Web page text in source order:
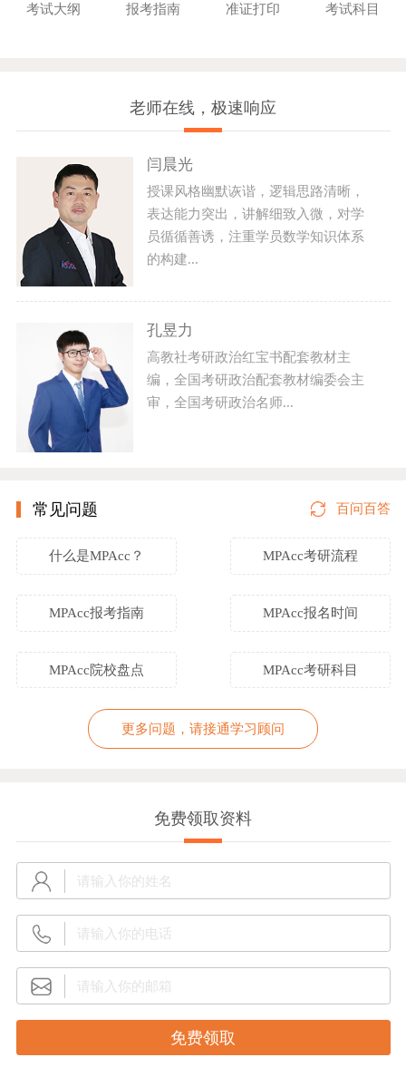
考试大纲 报考指南 准证打印 考试科目
老师在线，极速响应
闫晨光
授课风格幽默诙谐，逻辑思路清晰，
表达能力突出，讲解细致入微，对学
员循循善诱，注重学员数学知识体系
的构建...
孔昱力
高教社考研政治红宝书配套教材主
编，全国考研政治配套教材编委会主
审，全国考研政治名师...
常见问题 百问百答
什么是MPAcc？ MPAcc考研流程
MPAcc报考指南 MPAcc报名时间
MPAcc院校盘点 MPAcc考研科目
更多问题，请接通学习顾问
免费领取资料